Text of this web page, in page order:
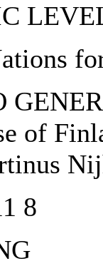
of
8